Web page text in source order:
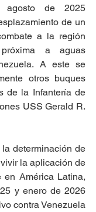
agosto de 2025
de un
a la región
a aguas
A este se
otros buques
de la Infantería de
USS Gerald R.
determinación de
la aplicación de
en América Latina,
y enero de 2026
contra Venezuela